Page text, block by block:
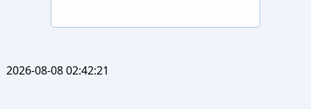
2026-08-08 02:42:21